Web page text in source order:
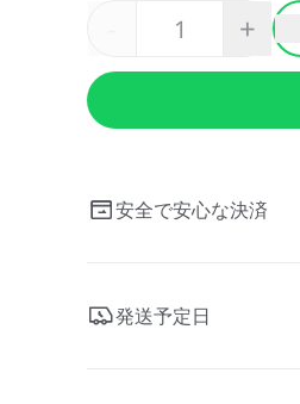
+
安全で安心な決済
発送予定日